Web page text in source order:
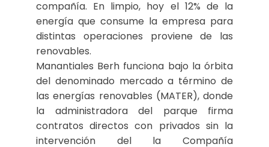
compañía. En limpio, hoy el 12% de la
energía que consume la empresa para
distintas operaciones proviene de las
renovables.
Manantiales Berh funciona bajo la órbita
del denominado mercado a término de
las energías renovables (MATER), donde
la administradora del parque firma
contratos directos con privados sin la
intervención del la Compañía